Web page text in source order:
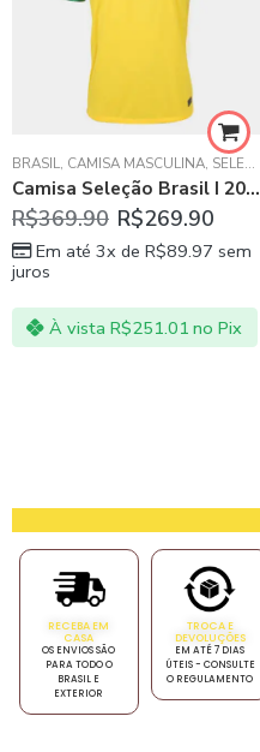
,CAMISA MASCULINA
BRASIL, CAMISA MASCULINA, SELEÇÕES DAS AMÉRICAS - SUL E NORTE
Camisa Seleção Brasil I 20/21 Masculina – Amarelo e Verde
R$369.90 R$269.90
Em até 3x de R$89.97 sem
juros
À vista R$251.01 no Pix
RECEBA EM
CASA
OS ENVIOS SÃO
PARA TODO O
BRASIL E
EXTERIOR
TROCA E
DEVOLUÇÕES
EM ATÉ 7 DIAS
ÚTEIS - CONSULTE
O REGULAMENTO